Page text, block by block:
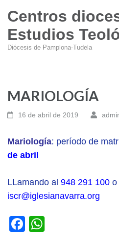
Centros
Estudios
Diócesis de Pamplona-Tudela
MARIOLOGÍA
16 de abril de 2019
Mariología: período de
de abril
LLamando al 948 291 100 o
iscr@iglesianavarra.org
Facebook